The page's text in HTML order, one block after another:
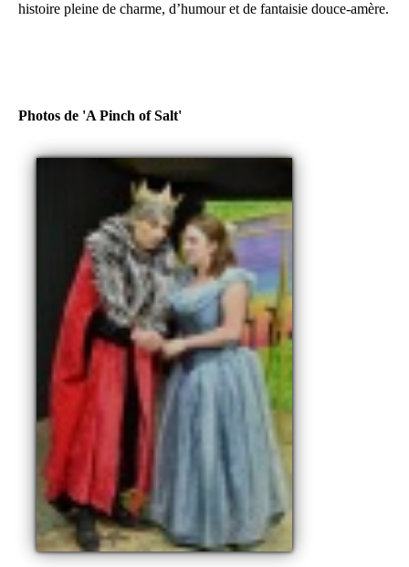
histoire pleine de charme, d’humour et de fantaisie douce-amère.
Photos de 'A Pinch of Salt'